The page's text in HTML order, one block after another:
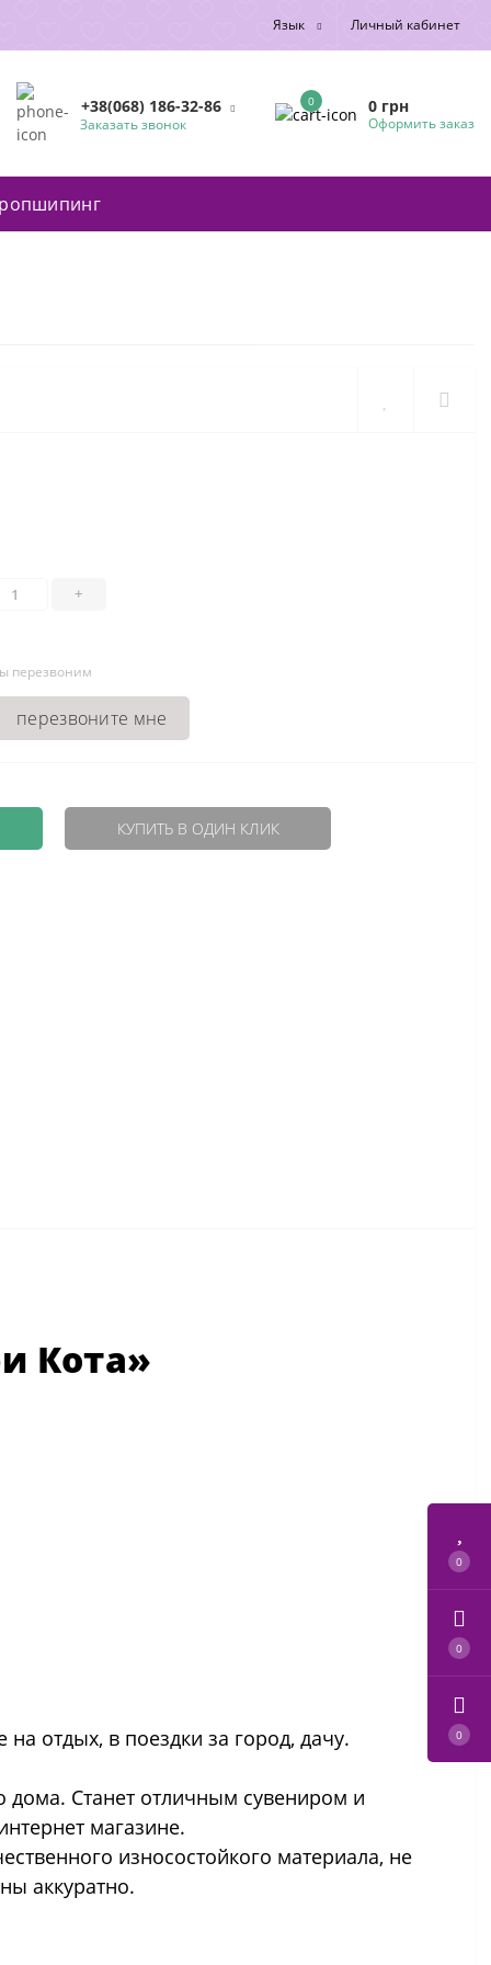
0
0
0
Язык Личный кабинет
+38(068) 186-32-86
Заказать звонок
0 0 грн
Оформить заказ
+
перезвоним
перезвоните мне
КУПИТЬ В ОДИН КЛИК
Кота»
отдых, в поездки за город, дачу.
дома. Станет отличным сувениром и
магазине.
износостойкого материала, не
аккуратно.